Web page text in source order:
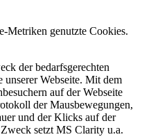
Metriken genutzte Cookies.
der bedarfsgerechten
Webseite. Mit dem
auf der Webseite
der Mausbewegungen,
und der Klicks auf der
setzt MS Clarity u.a.